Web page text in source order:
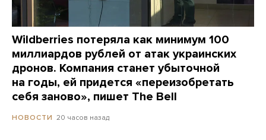
Wildberries потеряла как минимум 100
миллиардов рублей от атак украинских
дронов. Компания станет убыточной
на годы, ей придется «переизобретать
себя заново», пишет The Bell
НОВОСТИ 20 часов назад